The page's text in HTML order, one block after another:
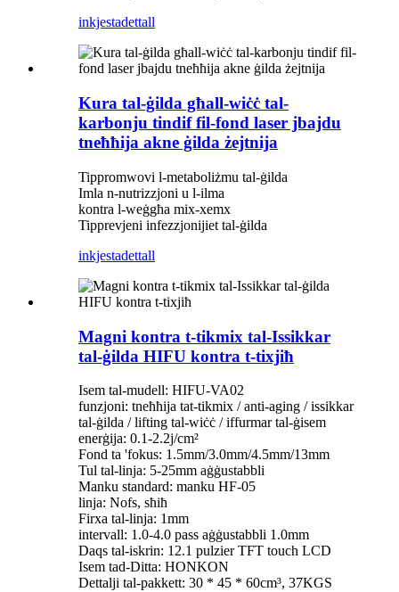
inkjestadettall
Kura tal-ġilda għall-wiċċ tal-
karbonju tindif fil-fond laser jbajdu
tneħħija akne ġilda żejtnija
Tippromwovi l-metaboliżmu tal-ġilda
Imla n-nutrizzjoni u l-ilma
kontra l-weġgħa mix-xemx
Tipprevjeni infezzjonijiet tal-ġilda
inkjestadettall
Magni kontra t-tikmix tal-Issikkar
tal-ġilda HIFU kontra t-tixjiħ
Isem tal-mudell: HIFU-VA02
funzjoni: tneħħija tat-tikmix / anti-aging / issikkar
tal-ġilda / lifting tal-wiċċ / iffurmar tal-ġisem
enerġija: 0.1-2.2j/cm²
Fond ta 'fokus: 1.5mm/3.0mm/4.5mm/13mm
Tul tal-linja: 5-25mm aġġustabbli
Manku standard: manku HF-05
linja: Nofs, sħiħ
Firxa tal-linja: 1mm
intervall: 1.0-4.0 pass aġġustabbli 1.0mm
Daqs tal-iskrin: 12.1 pulzier TFT touch LCD
Isem tad-Ditta: HONKON
Dettalji tal-pakkett: 30 * 45 * 60cm³, 37KGS